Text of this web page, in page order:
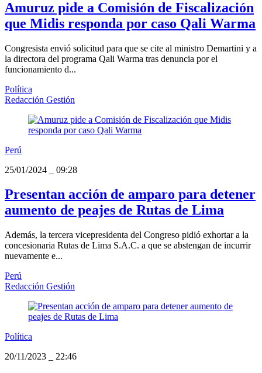
Amuruz pide a Comisión de Fiscalización
que Midis responda por caso Qali Warma
Congresista envió solicitud para que se cite al ministro Demartini y a
la directora del programa Qali Warma tras denuncia por el
funcionamiento d...
Política
Redacción Gestión
Perú
25/01/2024
09:28
Presentan acción de amparo para detener
aumento de peajes de Rutas de Lima
Además, la tercera vicepresidenta del Congreso pidió exhortar a la
concesionaria Rutas de Lima S.A.C. a que se abstengan de incurrir
nuevamente e...
Perú
Redacción Gestión
Política
20/11/2023
22:46